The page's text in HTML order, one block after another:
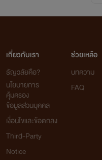
เกี่ยวกับเรา
ธัญวลัยคือ?
นโยบายการ
คุ้มครอง
ข้อมูลส่วนบุคคล
เงื่อนไขและข้อตกลง
Third-Party
Notice
ช่วยเหลือ
บทความ
FAQ